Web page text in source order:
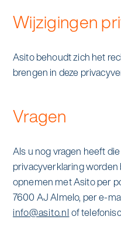
Wijzigingen
Asito behoudt zich het
brengen in deze
Vragen
Als u nog vragen heeft
privacyverklaring
opnemen met Asito per
7600 AJ Almelo, per e-
info@asito.nl of